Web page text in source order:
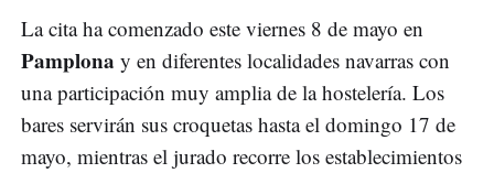
La cita ha comenzado este viernes 8 de mayo en
Pamplona y en diferentes localidades navarras con
una participación muy amplia de la hostelería. Los
bares servirán sus croquetas hasta el domingo 17 de
mayo, mientras el jurado recorre los establecimientos